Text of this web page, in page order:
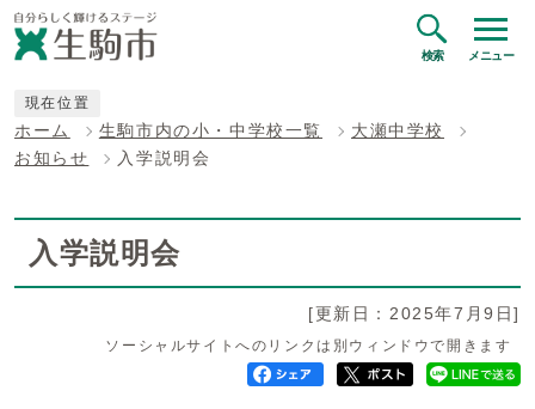
検索 メニュー
現在位置
ホーム 生駒市内の小・中学校一覧
大瀬中学校
お知らせ
入学説明会
入学説明会
[更新日：2025年7月9日]
ソーシャルサイトへのリンクは別ウィンドウで開きます